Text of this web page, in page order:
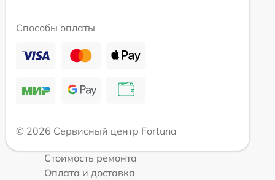
Способы оплаты
© 2026 Сервисный центр Fortuna
Стоимость ремонта
Оплата и доставка